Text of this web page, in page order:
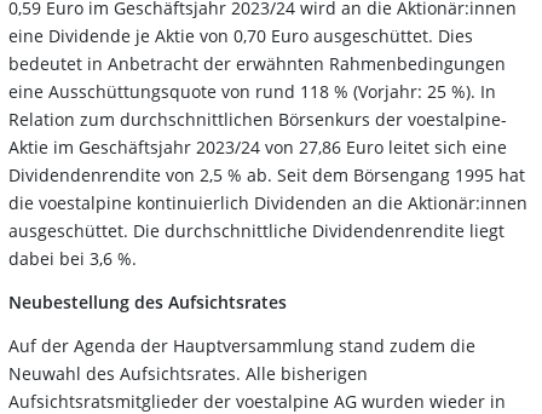
0,59 Euro im Geschäftsjahr 2023/24 wird an die Aktionär:innen
eine Dividende je Aktie von 0,70 Euro ausgeschüttet. Dies
bedeutet in Anbetracht der erwähnten Rahmenbedingungen
eine Ausschüttungsquote von rund 118 % (Vorjahr: 25 %). In
Relation zum durchschnittlichen Börsenkurs der voestalpine-
Aktie im Geschäftsjahr 2023/24 von 27,86 Euro leitet sich eine
Dividendenrendite von 2,5 % ab. Seit dem Börsengang 1995 hat
die voestalpine kontinuierlich Dividenden an die Aktionär:innen
ausgeschüttet. Die durchschnittliche Dividendenrendite liegt
dabei bei 3,6 %.
Neubestellung des Aufsichtsrates
Auf der Agenda der Hauptversammlung stand zudem die
Neuwahl des Aufsichtsrates. Alle bisherigen
Aufsichtsratsmitglieder der voestalpine AG wurden wieder in